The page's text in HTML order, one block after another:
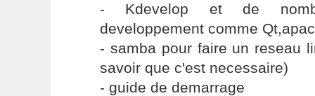
- Kdevelop et de
developpement comme
- samba pour faire un reseau
savoir que c'est necessaire)
- guide de demarrage